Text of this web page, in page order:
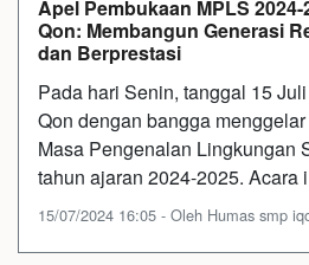
Apel Pembukaan MPLS
Qon: Membangun Generasi
dan Berprestasi
Pada hari Senin, tanggal 15
Qon dengan bangga
Masa Pengenalan Lingkungan
tahun ajaran 2024-2025. Acara
15/07/2024 16:05 - Oleh Humas smp